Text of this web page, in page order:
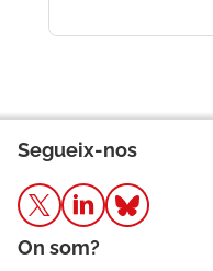
Segueix-nos
On som?